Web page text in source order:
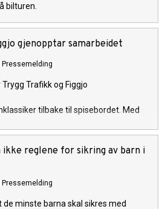
bilturen.
gjenopptar samarbeidet
Pressemelding
Trafikk og Figgjo
tilbake til spisebordet. Med
reglene for sikring av barn i
Pressemelding
de minste barna skal sikres med